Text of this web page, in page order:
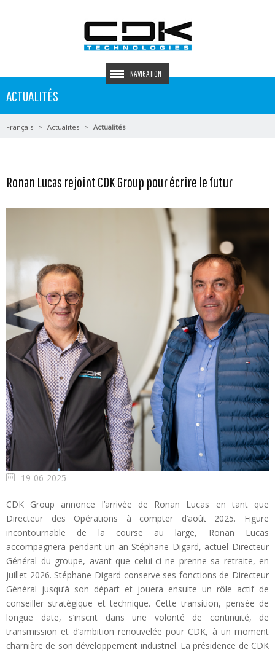
NAVIGATION
ACTUALITÉS
Français Actualités Actualités
Ronan Lucas rejoint CDK Group pour écrire le futur
19-06-2025
CDK Group annonce l’arrivée de Ronan Lucas en tant que
Directeur des Opérations à compter d’août 2025. Figure
incontournable de la course au large, Ronan Lucas
accompagnera pendant un an Stéphane Digard, actuel Directeur
Général du groupe, avant que celui-ci ne prenne sa retraite, en
juillet 2026. Stéphane Digard conserve ses fonctions de Directeur
Général jusqu’à son départ et jouera ensuite un rôle actif de
conseiller stratégique et technique. Cette transition, pensée de
longue date, s’inscrit dans une volonté de continuité, de
transmission et d’ambition renouvelée pour CDK, à un moment
charnière de son développement industriel. La présidence de CDK